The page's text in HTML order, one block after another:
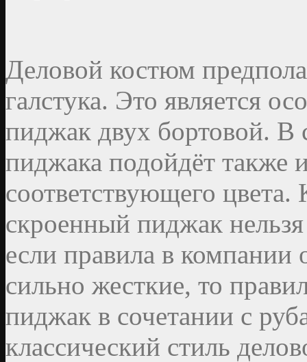
Деловой костюм
галстука. Это является
пиджак двух бортовой. B
пиджака подойдёт также
соответствующего
скроенный пиджак
если правила в
сильно жесткие, то
пиджак в сочетании с
классический стиль